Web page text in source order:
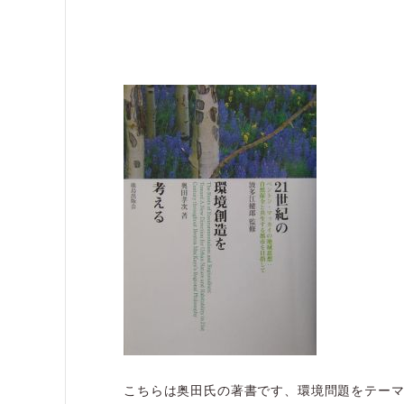
こちらは奥田氏の著書です、環境問題をテー